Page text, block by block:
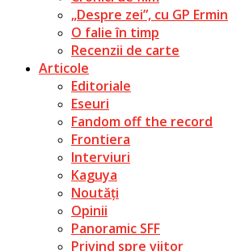
„Despre zei”, cu GP Ermin
O falie în timp
Recenzii de carte
Articole
Editoriale
Eseuri
Fandom off the record
Frontiera
Interviuri
Kaguya
Noutăți
Opinii
Panoramic SFF
Privind spre viitor